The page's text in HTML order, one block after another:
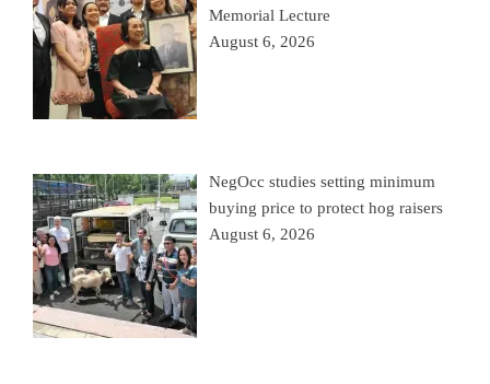
Memorial Lecture
August 6, 2026
NegOcc studies setting minimum
buying price to protect hog raisers
August 6, 2026